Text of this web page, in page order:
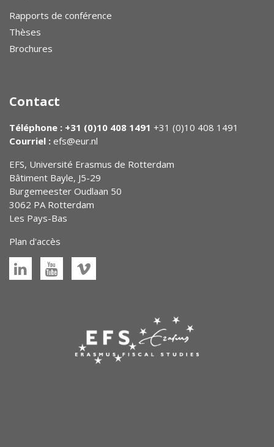
Rapports de conférence
Thèses
Brochures
Contact
Téléphone : +31 (0)10 408 1491 +31 (0)10 408 1491
Courriel : efs@eur.nl
EFS, Université Erasmus de Rotterdam
Bâtiment Bayle, J5-29
Burgemeester Oudlaan 50
3062 PA Rotterdam
Les Pays-Bas
Plan d'accès